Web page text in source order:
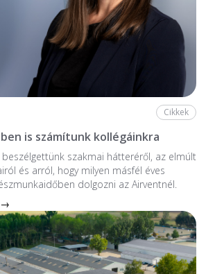
Cikkek
is számítunk kollégáinkra
beszélgettünk szakmai hátteréről, az elmúlt
és arról, hogy milyen másfél éves
dolgozni az Airventnél.
→